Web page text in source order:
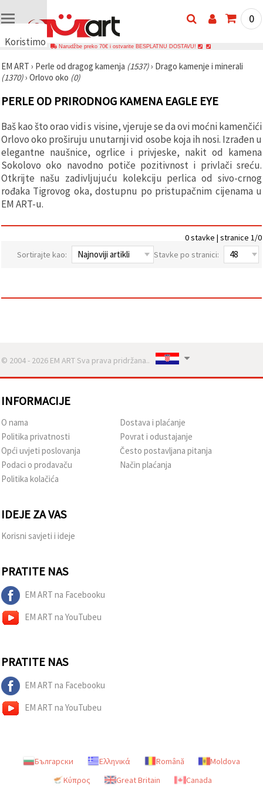
Koristimo
🍪
Koristimo
slične
tehnologije
osigurali
ispravno
funkcioniranje
web-
stranice,
poboljšali
vaše
korisničko
iskustvo i,
relevantniji
uz pomoć
pristati na
svih
klikom na
"Prihvati
naznačiti
svoje
preferencije
u
Postavkama
odabirom
određene
gumb
sve
Postavke
0
Narudžbe preko 70€ i ostvarite BESPLATNU DOSTAVU!
EM ART › Perle od dragog kamenja (1537)› Drago kamenje i minerali
(1370)› Orlovo oko (0)
PERLE OD PRIRODNOG KAMENA EAGLE EYE
Baš kao što orao vidi s visine, vjeruje se da ovi moćni kamenčići
Orlovo oko proširuju unutarnji vid osobe koja ih nosi. Izrađen u
elegantne naušnice, ogrlice i privjeske, nakit od kamena
Sokolovo oko navodno potiče pozitivnost i privlači sreću.
Otkrijte našu zadivljujuću kolekciju perlica od sivo-crnog
rođaka Tigrovog oka, dostupnu po pristupačnim cijenama u
EM ART-u.
0 stavke | stranice 1/0
Sortirajte kao:
Stavke po stranici:
© 2004 - 2026 EM ART Sva prava pridržana..
INFORMACIJE
O nama
Politika privatnosti
Opći uvjeti poslovanja
Podaci o prodavaču
Politika kolačića
Dostava i plaćanje
Povrat i odustajanje
Često postavljana pitanja
Način plaćanja
IDEJE ZA VAS
Korisni savjeti i ideje
PRATITE NAS
EM ART na Facebooku
EM ART na YouTubeu
PRATITE NAS
EM ART na Facebooku
EM ART na YouTubeu
Български Ελληνικά Română
Moldova
Κύπρος
Great Britain Canada